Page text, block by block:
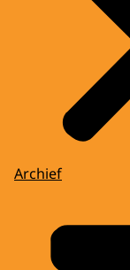
Archief